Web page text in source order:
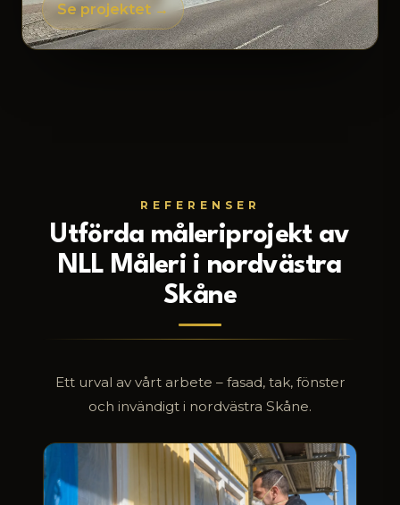
Se projektet →
REFERENSER
Utförda måleriprojekt av
NLL Måleri i nordvästra
Skåne
Ett urval av vårt arbete – fasad, tak, fönster
och invändigt i nordvästra Skåne.